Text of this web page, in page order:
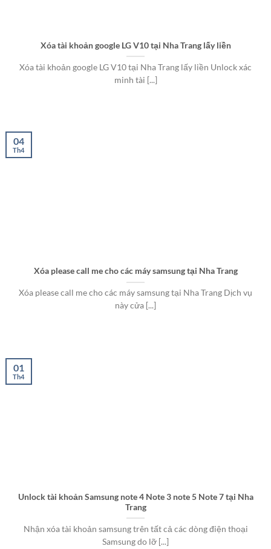
Xóa tài khoản google LG V10 tại Nha Trang lấy liền
Xóa tài khoản google LG V10 tại Nha Trang lấy liền Unlock xác
minh tài [...]
Xóa please call me cho các máy samsung tại Nha Trang
Xóa please call me cho các máy samsung tại Nha Trang Dịch vụ
này cửa [...]
04
Th4
Unlock tài khoản Samsung note 4 Note 3 note 5 Note 7 tại Nha
Trang
Nhận xóa tài khoản samsung trên tất cả các dòng điện thoại
Samsung do lỡ [...]
01
Th4